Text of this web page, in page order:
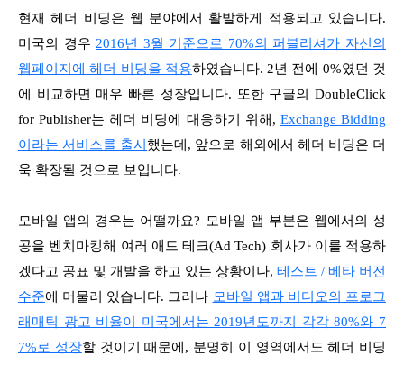
현재 헤더 비딩은 웹 분야에서 활발하게 적용되고 있습니다.
미국의 경우 2016년 3월 기준으로 70%의 퍼블리셔가 자신의
웹페이지에 헤더 비딩을 적용하였습니다. 2년 전에 0%였던 것
에 비교하면 매우 빠른 성장입니다. 또한 구글의 DoubleClick
for Publisher는 헤더 비딩에 대응하기 위해, Exchange Bidding
이라는 서비스를 출시 했는데, 앞으로 해외에서 헤더 비딩은 더
욱 확장될 것으로 보입니다.
모바일 앱의 경우는 어떨까요? 모바일 앱 부분은 웹에서의 성
공을 벤치마킹해 여러 애드 테크(Ad Tech) 회사가 이를 적용하
겠다고 공표 및 개발을 하고 있는 상황이나, 테스트 / 베타 버전
수준에 머물러 있습니다. 그러나 모바일 앱과 비디오의 프로그
래매틱 광고 비율이 미국에서는 2019년도까지 각각 80%와 7
7%로 성장할 것이기 때문에, 분명히 이 영역에서도 헤더 비딩